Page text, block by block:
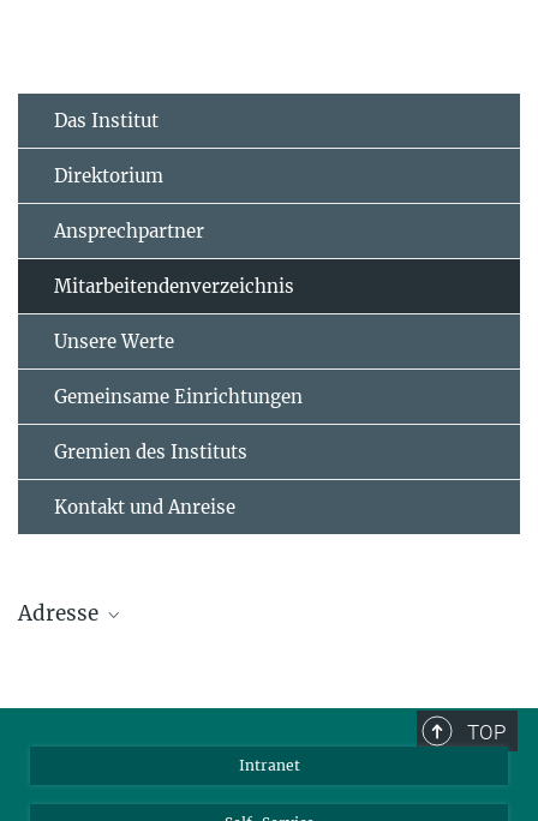
Das Institut
Direktorium
Ansprechpartner
Mitarbeitendenverzeichnis
Unsere Werte
Gemeinsame Einrichtungen
Gremien des Instituts
Kontakt und Anreise
Adresse
55128 Mainz
Tel.: +49 6131 379-0
Fax: +49 6131 379-100
TOP
Intranet